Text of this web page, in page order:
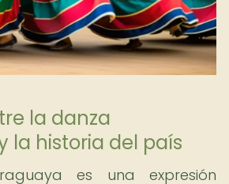
la danza
la historia del país
es una expresión